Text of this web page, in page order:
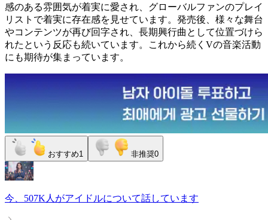
感のある雰囲気が着実に愛され、グローバルファンのプレイ
リストで着実に存在感を見せています。発売後、様々な舞台
やコンテンツが再び回字され、長期興行曲として位置づけら
れたという反応も続いています。これから続くVの音楽活動
にも期待が集まっています。
おすすめ1 非推奨0
今、 507K人 がアイドルについて話しています